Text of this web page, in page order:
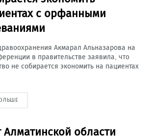
с орфанными
Акмарал Альназарова на
в правительстве заявила, что
не собирается экономить на пациентах
Алматинской области